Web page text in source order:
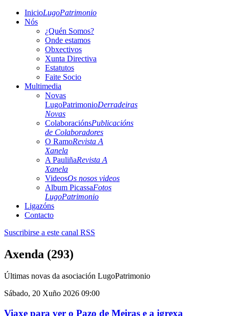
InicioLugoPatrimonio
Nós
¿Quén Somos?
Onde estamos
Obxectivos
Xunta Directiva
Estatutos
Faite Socio
Multimedia
Novas
LugoPatrimonioDerradeiras
Novas
ColaboraciónsPublicacións
de Colaboradores
O RamoRevista A
Xanela
A PauliñaRevista A
Xanela
VideosOs nosos videos
Album PicassaFotos
LugoPatrimonio
Ligazóns
Contacto
Suscribirse a este canal RSS
Axenda (293)
Últimas novas da asociación LugoPatrimonio
Sábado, 20 Xuño 2026 09:00
Viaxe para ver o Pazo de Meiras e a igrexa